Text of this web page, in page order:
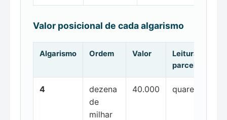
Valor posicional de cada algarismo
Algarismo Ordem Valor
Leitura da
parcela
4
dezena
de
milhar
40.000 quarenta mil